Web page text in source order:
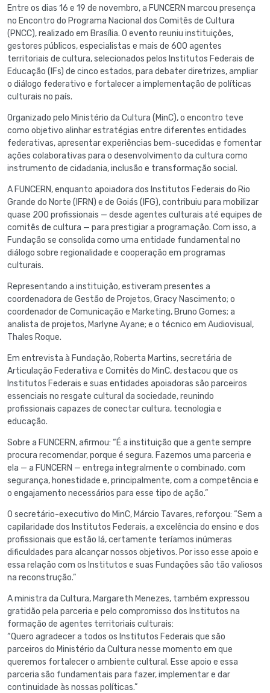
Entre os dias 16 e 19 de novembro, a FUNCERN marcou presença
no Encontro do Programa Nacional dos Comitês de Cultura
(PNCC), realizado em Brasília. O evento reuniu instituições,
gestores públicos, especialistas e mais de 600 agentes
territoriais de cultura, selecionados pelos Institutos Federais de
Educação (IFs) de cinco estados, para debater diretrizes, ampliar
o diálogo federativo e fortalecer a implementação de políticas
culturais no país.
Organizado pelo Ministério da Cultura (MinC), o encontro teve
como objetivo alinhar estratégias entre diferentes entidades
federativas, apresentar experiências bem-sucedidas e fomentar
ações colaborativas para o desenvolvimento da cultura como
instrumento de cidadania, inclusão e transformação social.
A FUNCERN, enquanto apoiadora dos Institutos Federais do Rio
Grande do Norte (IFRN) e de Goiás (IFG), contribuiu para mobilizar
quase 200 profissionais — desde agentes culturais até equipes de
comitês de cultura — para prestigiar a programação. Com isso, a
Fundação se consolida como uma entidade fundamental no
diálogo sobre regionalidade e cooperação em programas
culturais.
Representando a instituição, estiveram presentes a
coordenadora de Gestão de Projetos, Gracy Nascimento; o
coordenador de Comunicação e Marketing, Bruno Gomes; a
analista de projetos, Marlyne Ayane; e o técnico em Audiovisual,
Thales Roque.
Em entrevista à Fundação, Roberta Martins, secretária de
Articulação Federativa e Comitês do MinC, destacou que os
Institutos Federais e suas entidades apoiadoras são parceiros
essenciais no resgate cultural da sociedade, reunindo
profissionais capazes de conectar cultura, tecnologia e
educação.
Sobre a FUNCERN, afirmou: “É a instituição que a gente sempre
procura recomendar, porque é segura. Fazemos uma parceria e
ela — a FUNCERN — entrega integralmente o combinado, com
segurança, honestidade e, principalmente, com a competência e
o engajamento necessários para esse tipo de ação.”
O secretário-executivo do MinC, Márcio Tavares, reforçou: “Sem a
capilaridade dos Institutos Federais, a excelência do ensino e dos
profissionais que estão lá, certamente teríamos inúmeras
dificuldades para alcançar nossos objetivos. Por isso esse apoio e
essa relação com os Institutos e suas Fundações são tão valiosos
na reconstrução.”
A ministra da Cultura, Margareth Menezes, também expressou
gratidão pela parceria e pelo compromisso dos Institutos na
formação de agentes territoriais culturais:
“Quero agradecer a todos os Institutos Federais que são
parceiros do Ministério da Cultura nesse momento em que
queremos fortalecer o ambiente cultural. Esse apoio e essa
parceria são fundamentais para fazer, implementar e dar
continuidade às nossas políticas.”